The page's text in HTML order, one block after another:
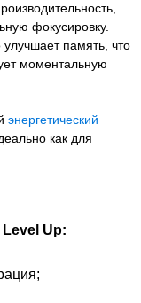
фокусировку.
память, что
моментальную
энергетический
как для
Up: